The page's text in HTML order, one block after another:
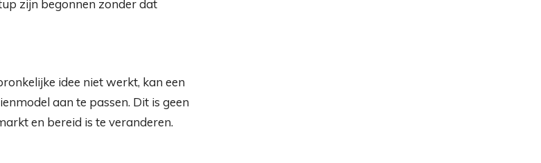
zijn begonnen zonder dat
idee niet werkt, kan een
aan te passen. Dit is geen
en bereid is te veranderen.